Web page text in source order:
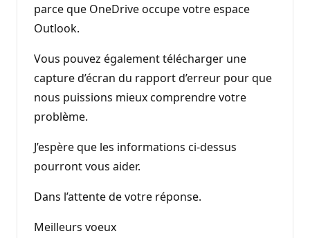
parce que OneDrive occupe votre espace
Outlook.
Vous pouvez également télécharger une
capture d’écran du rapport d’erreur pour que
nous puissions mieux comprendre votre
problème.
J’espère que les informations ci-dessus
pourront vous aider.
Dans l’attente de votre réponse.
Meilleurs voeux